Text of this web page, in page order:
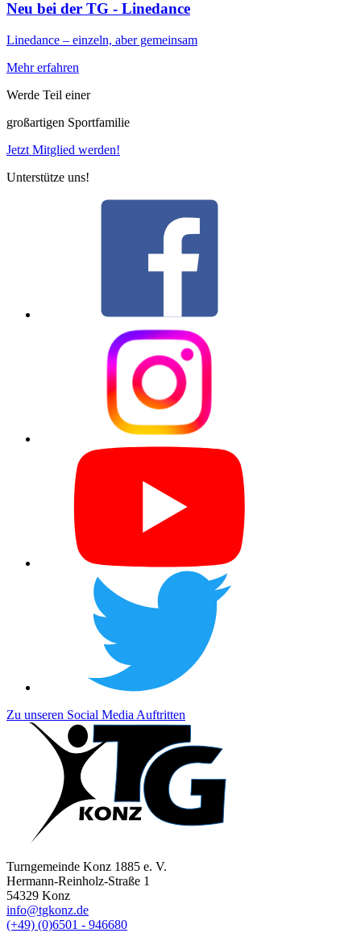
Neu bei der TG - Linedance
Linedance – einzeln, aber gemeinsam
Mehr erfahren
Werde Teil einer
großartigen Sportfamilie
Jetzt Mitglied werden!
Unterstütze uns!
Zu unseren Social Media Auftritten
Turngemeinde Konz 1885 e. V.
Hermann-Reinholz-Straße 1
54329 Konz
info@tgkonz.de
(+49) (0)6501 - 946680